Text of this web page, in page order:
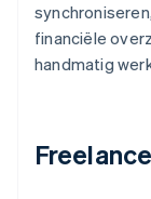
financiële
handmatig